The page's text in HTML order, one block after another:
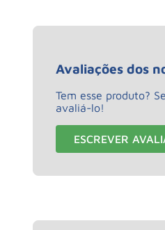
Avaliações dos
Tem esse produto?
avaliá-lo!
ESCREVER